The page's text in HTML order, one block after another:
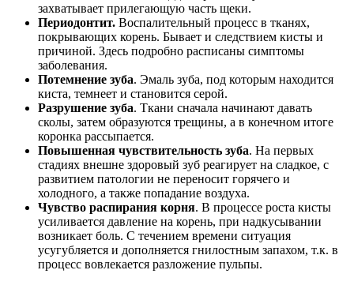
захватывает прилегающую часть щеки.
Периодонтит. Воспалительный процесс в тканях,
покрывающих корень. Бывает и следствием кисты и
причиной. Здесь подробно расписаны симптомы
заболевания.
Потемнение зуба. Эмаль зуба, под которым находится
киста, темнеет и становится серой.
Разрушение зуба. Ткани сначала начинают давать
сколы, затем образуются трещины, а в конечном итоге
коронка рассыпается.
Повышенная чувствительность зуба. На первых
стадиях внешне здоровый зуб реагирует на сладкое, с
развитием патологии не переносит горячего и
холодного, а также попадание воздуха.
Чувство распирания корня. В процессе роста кисты
усиливается давление на корень, при надкусывании
возникает боль. С течением времени ситуация
усугубляется и дополняется гнилостным запахом, т.к. в
процесс вовлекается разложение пульпы.